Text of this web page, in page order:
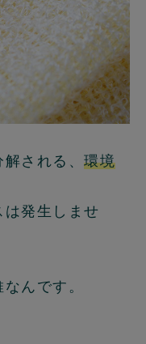
される、 環境
発生しませ
んです。